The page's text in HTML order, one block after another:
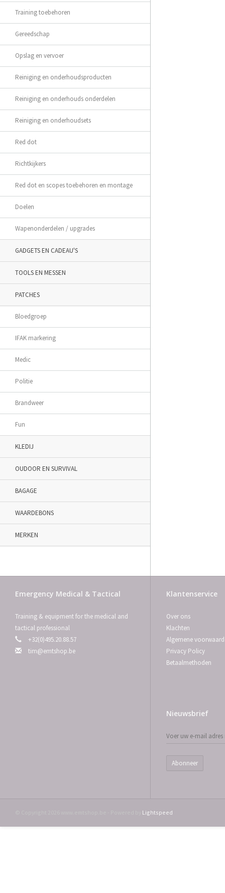
Training toebehoren
Gereedschap
Opslag en vervoer
Reiniging en onderhoudsproducten
Reiniging en onderhouds onderdelen
Reiniging en onderhoudsets
Red dot
Richtkijkers
Red dot en scopes toebehoren en montage
Doelen
Wapenonderdelen / upgrades
GADGETS EN CADEAU'S
TOOLS EN MESSEN
PATCHES
Bloedgroep
IFAK markering
Medic
Politie
Brandweer
Fun
KLEDIJ
OUDOOR EN SURVIVAL
BAGAGE
WAARDEBONS
MERKEN
Emergency Medical & Tactical
Training & equipment for the medical and
tactical professional
+32(0)495.20.88.57
tim@emtshop.be
Klantenservice
Over ons
Klachten
Algemene
Privacy Policy
Betaalmethoden
Nieuwsbrief
Abonneer
Lightspeed